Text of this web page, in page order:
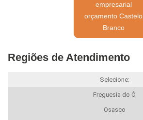
empresarial
orçamento Castelo
Branco
Regiões de Atendimento
Selecione:
Freguesia do Ó
Osasco